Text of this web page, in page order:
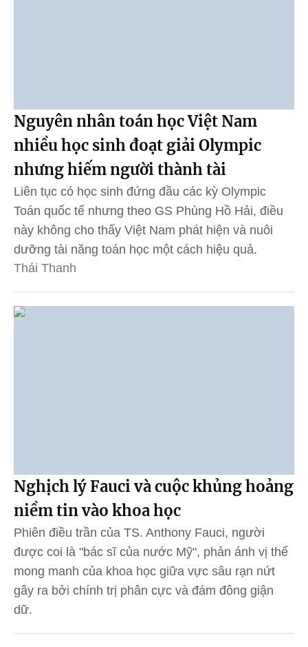
Nguyên nhân toán học Việt Nam
nhiều học sinh đoạt giải Olympic
nhưng hiếm người thành tài
Liên tục có học sinh đứng đầu các kỳ Olympic
Toán quốc tế nhưng theo GS Phùng Hồ Hải, điều
này không cho thấy Việt Nam phát hiện và nuôi
dưỡng tài năng toán học một cách hiệu quả.
Thái Thanh
Nghịch lý Fauci và cuộc khủng hoảng
niềm tin vào khoa học
Phiên điều trần của TS. Anthony Fauci, người
được coi là "bác sĩ của nước Mỹ", phản ánh vị thế
mong manh của khoa học giữa vực sâu rạn nứt
gây ra bởi chính trị phân cực và đám đông giận
dữ.